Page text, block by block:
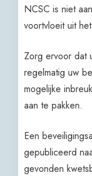
NCSC is niet
voortvloeit uit
Zorg ervoor dat
regelmatig uw
mogelijke
aan te pakken.
Een
gepubliceerd
gevonden